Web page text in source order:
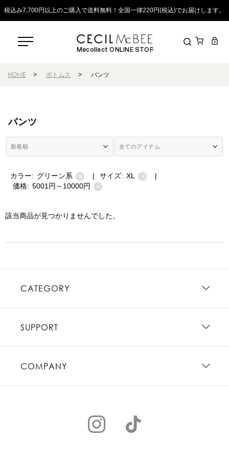
税込み7,700円以上のご購入で送料無料！全国一律220円(税込)でお届けします。
Mecollect ONLINE STORE
HOME > ボトムス > パンツ
パンツ
カラー: グリーン系 × | サイズ: XL ×
|
価格: 5001円～10000円 ×
該当商品が見つかりませんでした。
CATEGORY
SUPPORT
COMPANY